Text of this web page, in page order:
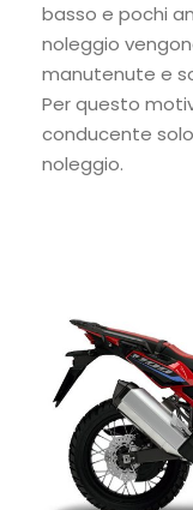
basso e pochi
noleggio
manutenute e
Per questo
conducente
noleggio.